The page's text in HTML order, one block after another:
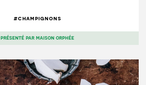
#champignons
présenté par maison orphée